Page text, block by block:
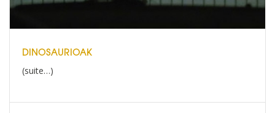
DINOSAURIOAK
(suite…)